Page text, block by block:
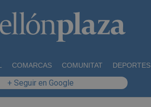
COMARCAS COMUNITAT DEPORTES
+ Seguir en Google